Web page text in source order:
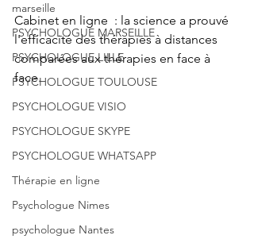
marseille
PSYCHOLOGUE MARSEILLE
PSYCHOLOGUE LILLE
PSYCHOLOGUE TOULOUSE
PSYCHOLOGUE VISIO
PSYCHOLOGUE SKYPE
PSYCHOLOGUE WHATSAPP
Thérapie en ligne
Psychologue Nimes
psychologue Nantes
Cabinet en ligne  : la science a prouvé
l'efficacité des thérapies à distances
comparées aux thérapies en face à
face.